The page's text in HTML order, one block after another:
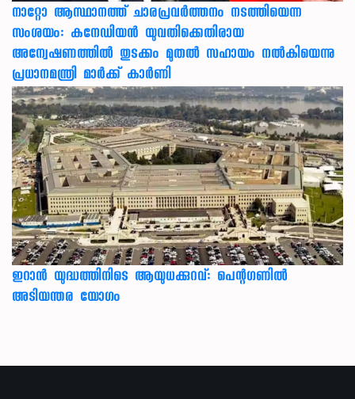
നാറ്റോ ആസ്ഥാനത്ത് ചാരപ്രവര്‍ത്തനം നടത്തിയെന്ന
സംശയം: കനേഡിയന്‍ യുവതിക്കെതിരായ
അന്വേഷണത്തില്‍ തുടക്കം മുതല്‍ സഹായം നല്‍കിയെന്നു
പ്രധാനമന്ത്രി മാര്‍ക്ക് കാര്‍ണി
ഇറാന്‍ യുദ്ധത്തിനിടെ ആയുധക്കുറവ്: പെന്റഗണില്‍
അടിയന്തര യോഗം